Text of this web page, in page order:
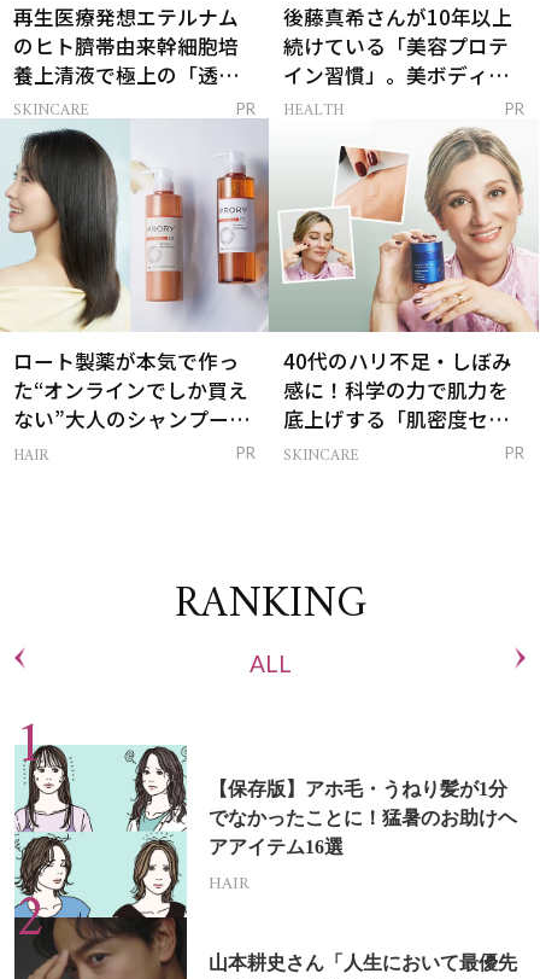
再生医療発想エテルナム
のヒト臍帯由来幹細胞培
養上清液で極上の「透明
感ハリ肌」へ
SKINCARE PR
後藤真希さんが10年以上
続けている「美容プロテ
イン習慣」。美ボディを
支える朝ルーティンと
HEALTH PR
ロート製薬が本気で作っ
た“オンラインでしか買え
ない”大人のシャンプー＆
トリートメントって？
HAIR PR
40代のハリ不足・しぼみ
感に！科学の力で肌力を
底上げする「肌密度セラ
ム」
SKINCARE PR
RANKING
ALL
【保存版】アホ毛・うねり髪が1分
でなかったことに！猛暑のお助けヘ
アアイテム16選
HAIR
山本耕史さん「人生において最優先